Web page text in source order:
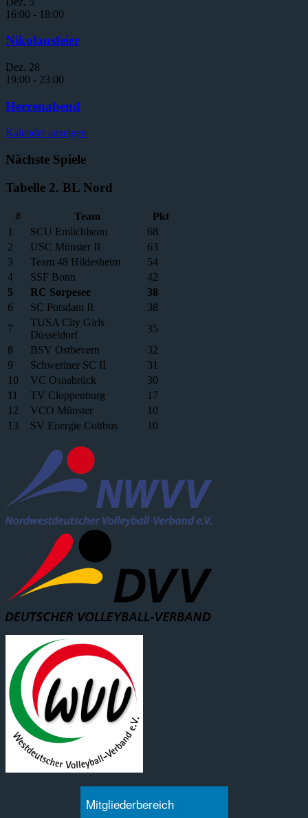
16:00 - 18:00
Nikolausfeier
Dez. 28
19:00 - 23:00
Herrenabend
Kalender anzeigen
Nächste Spiele
Tabelle 2. BL Nord
# Team
Pkt
1
SCU Emlichheim
68
2
USC Münster II
63
3
Team 48 Hildesheim
54
4
SSF Bonn
42
5
RC Sorpesee
38
6
SC Potsdam II
38
7
TUSA City Girls
Düsseldorf
35
8
BSV Ostbevern
32
9
Schweriner SC II
31
10
VC Osnabrück
30
11
TV Cloppenburg
17
12
VCO Münster
10
13
SV Energie Cottbus 10